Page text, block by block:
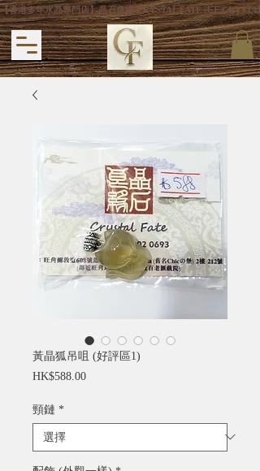
【香港多年水晶專門店】晶石良緣 CRYSTAL FATE (CF
黃晶狐吊咀 (好評區1)
HK$588.00價
頸鏈 *